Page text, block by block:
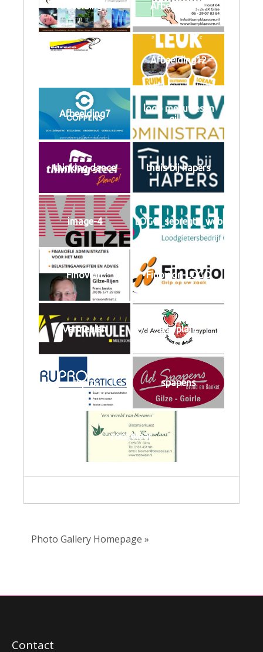
Afbeelding14 Afbeelding20
Afbeelding12
Afbeelding7
logo meeuwesen
gilze
thinking dance thuis bij hapers
image-4 LOGO_sebregts_web
Finovion Finovion-LOGO
Vermeulen trayplant
rupro spapens
roozelaar
Photo Gallery Homepage »
Contact